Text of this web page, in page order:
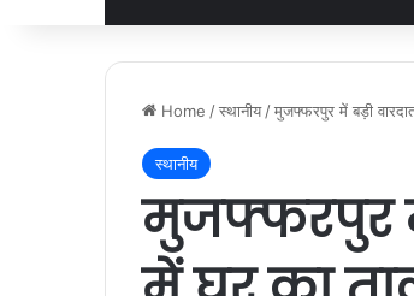
Home /स्थानीय /मुजफ्फरपुर में बड़ी
स्थानीय
मुजफ्फरपुर